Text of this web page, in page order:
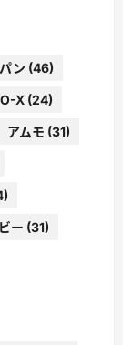
ン (46)
X (24)
アムモ (31)
ー (31)